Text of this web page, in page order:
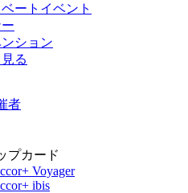
ートイベント
ション
る
者
プカード
Voyager
ibis